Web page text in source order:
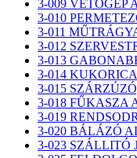
3-009 VETŐGÉP
3-010
3-011
3-012
3-013
3-014
3-015
3-018 FŰKASZA
3-019
3-020 BÁLÁZÓ
3-023 SZÁLLITÓ